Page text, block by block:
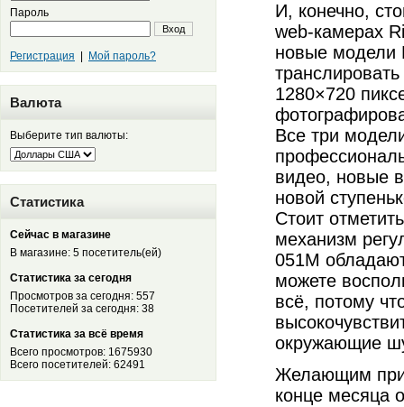
Пароль
Вход
Регистрация Мой пароль?
Валюта
Выберите тип валюты:
Статистика
Сейчас в магазине
В магазине: 5 посетитель(ей)
Статистика за сегодня
Просмотров за сегодня: 557
Посетителей за сегодня: 38
Статистика за всё время
Всего просмотров: 1675930
Всего посетителей: 62491
И, конечно,
web-камерах
новые модели
1280×720
Все три
видео, новые
новой
Стоит
механизм
051M
можете
всё, потому
окружающие
Желающим
конце месяца